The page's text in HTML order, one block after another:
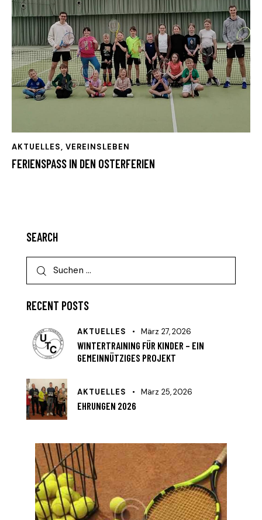
AKTUELLES, VEREINSLEBEN
FERIENSPASS IN DEN OSTERFERIEN
SEARCH
RECENT POSTS
AKTUELLES März 27, 2026
WINTERTRAINING FÜR KINDER – EIN
GEMEINNÜTZIGES PROJEKT
AKTUELLES März 25, 2026
EHRUNGEN 2026